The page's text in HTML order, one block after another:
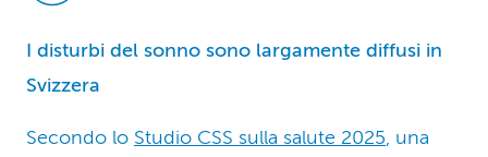
I disturbi del sonno sono largamente diffusi in
Svizzera
Secondo lo Studio CSS sulla salute 2025, una